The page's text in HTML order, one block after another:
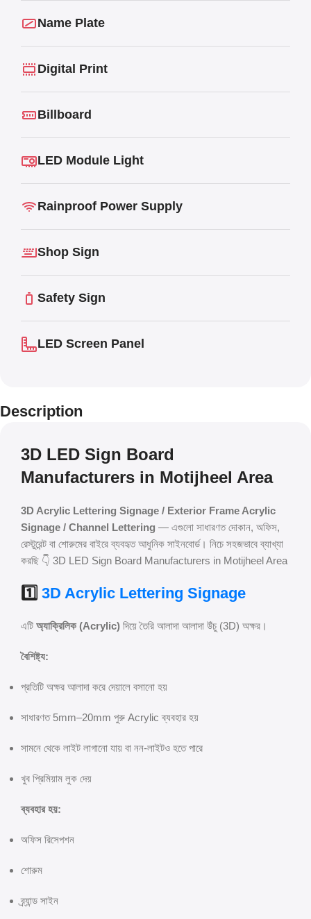
Name Plate
Digital Print
Billboard
LED Module Light
Rainproof Power Supply
Shop Sign
Safety Sign
LED Screen Panel
Description
3D LED Sign Board
Manufacturers in Motijheel Area
3D Acrylic Lettering Signage / Exterior Frame Acrylic
Signage / Channel Lettering — এগুলো সাধারণত দোকান, অফিস,
রেস্টুরেন্ট বা শোরুমের বাইরে ব্যবহৃত আধুনিক সাইনবোর্ড। নিচে সহজভাবে ব্যাখ্যা
করছি 👇 3D LED Sign Board Manufacturers in Motijheel Area
1️⃣ 3D Acrylic Lettering Signage
এটি অ্যাক্রিলিক (Acrylic) দিয়ে তৈরি আলাদা আলাদা উঁচু (3D) অক্ষর।
বৈশিষ্ট্য:
প্রতিটি অক্ষর আলাদা করে দেয়ালে বসানো হয়
সাধারণত 5mm–20mm পুরু Acrylic ব্যবহার হয়
সামনে থেকে লাইট লাগানো যায় বা নন-লাইটও হতে পারে
খুব প্রিমিয়াম লুক দেয়
ব্যবহার হয়:
অফিস রিসেপশন
শোরুম
ব্র্যান্ড সাইন